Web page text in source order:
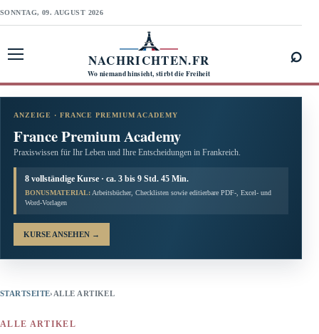
SONNTAG, 09. AUGUST 2026
NACHRICHTEN.FR
Wo niemand hinsieht, stirbt die Freiheit
⌕
ANZEIGE · FRANCE PREMIUM ACADEMY
France Premium Academy
Praxiswissen für Ihr Leben und Ihre Entscheidungen in Frankreich.
8 vollständige Kurse · ca. 3 bis 9 Std. 45 Min.
BONUSMATERIAL: Arbeitsbücher, Checklisten sowie editierbare PDF-, Excel- und
Word-Vorlagen
KURSE ANSEHEN →
STARTSEITE› ALLE ARTIKEL
ALLE ARTIKEL